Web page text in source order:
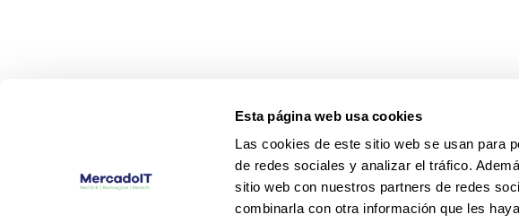
Esta página web usa cookies
Las cookies de este sitio web se usan para
de redes sociales y analizar el tráfico.
sitio web con nuestros partners de redes
combinarla con otra información que les